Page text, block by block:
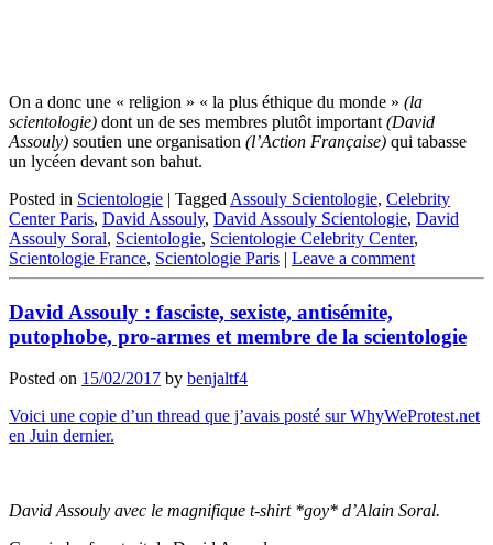
On a donc une « religion » « la plus éthique du monde » (la
scientologie) dont un de ses membres plutôt important (David
Assouly) soutien une organisation (l’Action Française) qui tabasse
un lycéen devant son bahut.
Posted in Scientologie | Tagged Assouly Scientologie, Celebrity
Center Paris, David Assouly, David Assouly Scientologie, David
Assouly Soral, Scientologie, Scientologie Celebrity Center,
Scientologie France, Scientologie Paris | Leave a comment
David Assouly : fasciste, sexiste, antisémite,
putophobe, pro-armes et membre de la scientologie
Posted on 15/02/2017 by benjaltf4
Voici une copie d’un thread que j’avais posté sur WhyWeProtest.net
en Juin dernier.
David Assouly avec le magnifique t-shirt *goy* d’Alain Soral.